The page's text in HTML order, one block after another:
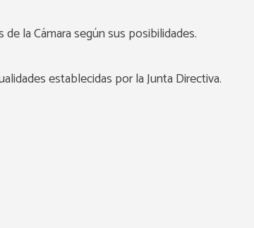
la Cámara según sus posibilidades.
establecidas por la Junta Directiva.